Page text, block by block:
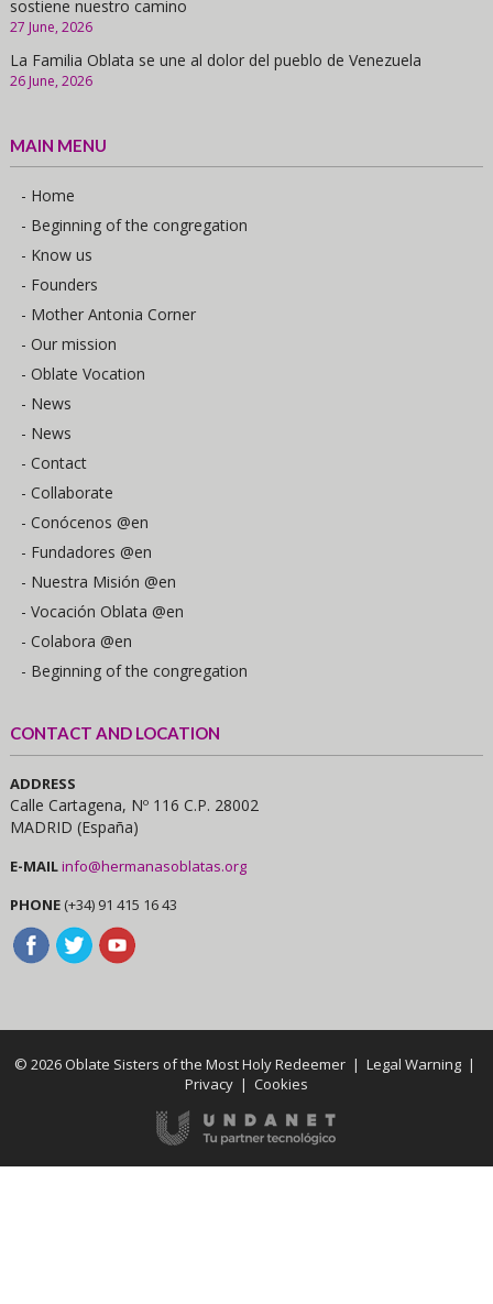
sostiene nuestro camino
27 June, 2026
La Familia Oblata se une al dolor del pueblo de Venezuela
26 June, 2026
MAIN MENU
- Home
- Beginning of the congregation
- Know us
- Founders
- Mother Antonia Corner
- Our mission
- Oblate Vocation
- News
- News
- Contact
- Collaborate
- Conócenos @en
- Fundadores @en
- Nuestra Misión @en
- Vocación Oblata @en
- Colabora @en
- Beginning of the congregation
CONTACT AND LOCATION
ADDRESS
Calle Cartagena, Nº 116 C.P. 28002
MADRID (España)
E-MAILinfo@hermanasoblatas.org
PHONE (+34) 91 415 16 43
© 2026 Oblate Sisters of the Most Holy Redeemer | Legal Warning|
Privacy| Cookies